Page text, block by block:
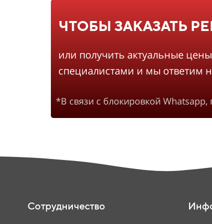
ЧТОБЫ ЗАКАЗАТЬ
или получить актуальные
специалистами и мы ответим
*В связи с блокировкой
Сотрудничество